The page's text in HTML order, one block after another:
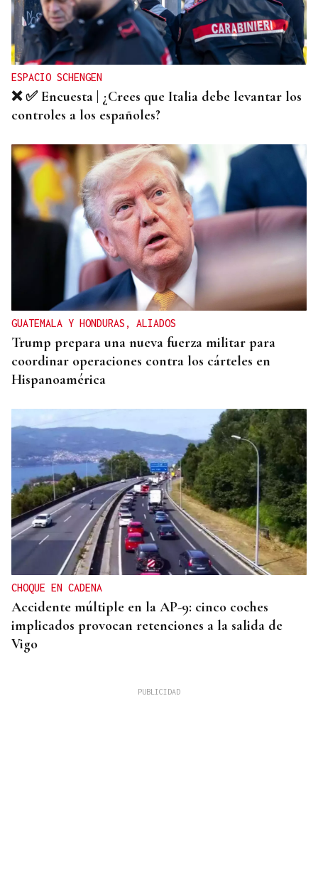
FESTA DO PEMENTO
El pimiento vuelve a reinar en A Arnoia
ESPACIO SCHENGEN
❌ ✅ Encuesta | ¿Crees que Italia debe levantar los
controles a los españoles?
GUATEMALA Y HONDURAS, ALIADOS
Trump prepara una nueva fuerza militar para
coordinar operaciones contra los cárteles en
Hispanoamérica
CHOQUE EN CADENA
Accidente múltiple en la AP-9: cinco coches
implicados provocan retenciones a la salida de
Vigo